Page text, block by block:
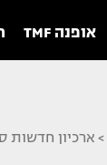
אופנה TMF
> ארכיון חדשות סלבס,